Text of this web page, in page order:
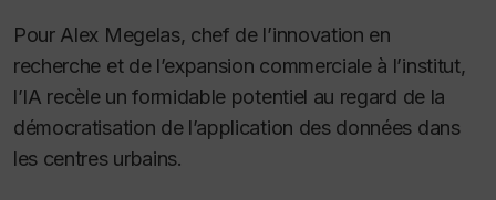
Pour Alex Megelas, chef de l’innovation en
recherche et de l’expansion commerciale à l’institut,
l’IA recèle un formidable potentiel au regard de la
démocratisation de l’application des données dans
les centres urbains.